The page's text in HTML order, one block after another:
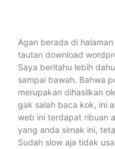
Agan berada di
tautan download
Saya beritahu lebih
sampai bawah. Bahwa
merupakan dihasilkan
gak salah baca kok, ini
web ini terdapat ribuan
yang anda simak ini,
Sudah slow aja tidak